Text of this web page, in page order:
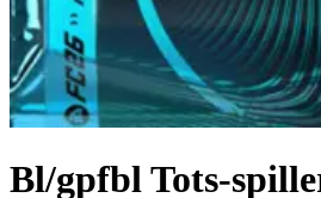
Bl/gpfbl Tots-